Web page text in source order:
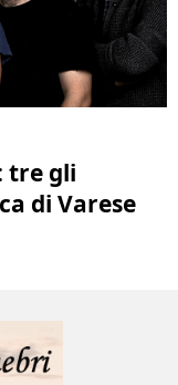
tre gli
di Varese